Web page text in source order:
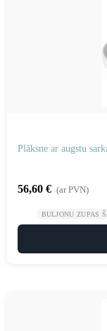
Plāksne ar augstu
56,60 € (ar PVN)
BULJONU ZUPAS